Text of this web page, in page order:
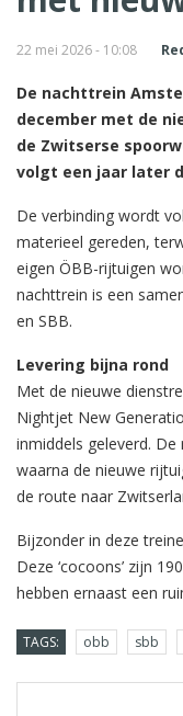
22 mei 2026 - 10:08
De nachttrein
december met de
de Zwitserse
volgt een jaar later
De verbinding wordt
materieel gereden,
eigen ÖBB-rijtuigen
nachttrein is een
en SBB.
Levering bijna rond
Met de nieuwe
Nightjet New
inmiddels geleverd.
waarna de nieuwe
de route naar
Bijzonder in deze
Deze ‘cocoons’ zijn
hebben ernaast een
TAGS: obb sbb